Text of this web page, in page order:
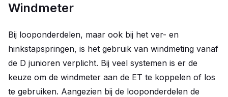
Windmeter
Bij looponderdelen, maar ook bij het ver- en
hinkstapspringen, is het gebruik van windmeting vanaf
de D junioren verplicht. Bij veel systemen is er de
keuze om de windmeter aan de ET te koppelen of los
te gebruiken. Aangezien bij de looponderdelen de